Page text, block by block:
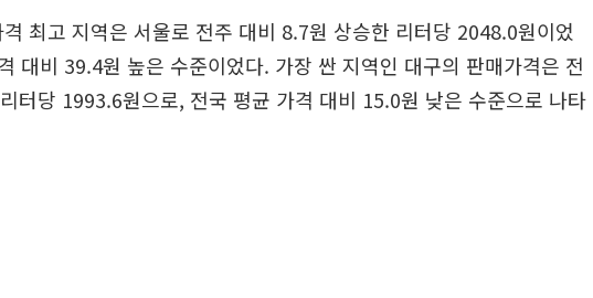
최고 지역은 서울로 전주 대비 8.7원 상승한 리터당 2048.0원이었
대비 39.4원 높은 수준이었다. 가장 싼 지역인 대구의 판매가격은 전
터당 1993.6원으로, 전국 평균 가격 대비 15.0원 낮은 수준으로 나타